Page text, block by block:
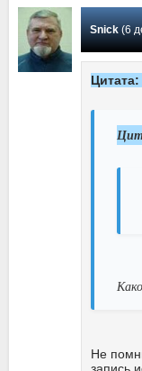
Snick(6
Не
запись